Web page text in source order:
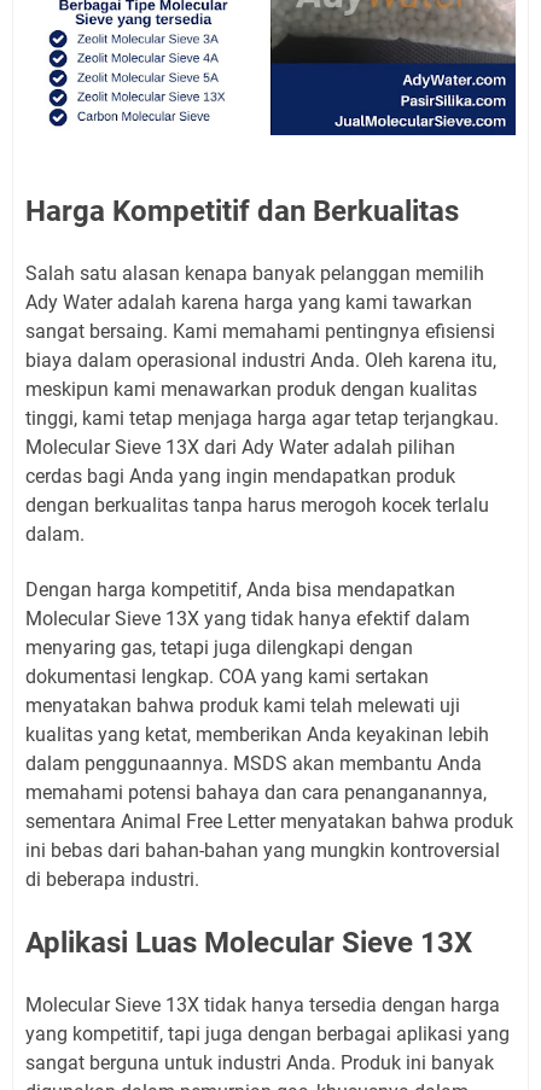
Harga Kompetitif dan Berkualitas
Salah satu alasan kenapa banyak pelanggan memilih
Ady Water adalah karena harga yang kami tawarkan
sangat bersaing. Kami memahami pentingnya efisiensi
biaya dalam operasional industri Anda. Oleh karena itu,
meskipun kami menawarkan produk dengan kualitas
tinggi, kami tetap menjaga harga agar tetap terjangkau.
Molecular Sieve 13X dari Ady Water adalah pilihan
cerdas bagi Anda yang ingin mendapatkan produk
dengan berkualitas tanpa harus merogoh kocek terlalu
dalam.
Dengan harga kompetitif, Anda bisa mendapatkan
Molecular Sieve 13X yang tidak hanya efektif dalam
menyaring gas, tetapi juga dilengkapi dengan
dokumentasi lengkap. COA yang kami sertakan
menyatakan bahwa produk kami telah melewati uji
kualitas yang ketat, memberikan Anda keyakinan lebih
dalam penggunaannya. MSDS akan membantu Anda
memahami potensi bahaya dan cara penanganannya,
sementara Animal Free Letter menyatakan bahwa produk
ini bebas dari bahan-bahan yang mungkin kontroversial
di beberapa industri.
Aplikasi Luas Molecular Sieve 13X
Molecular Sieve 13X tidak hanya tersedia dengan harga
yang kompetitif, tapi juga dengan berbagai aplikasi yang
sangat berguna untuk industri Anda. Produk ini banyak